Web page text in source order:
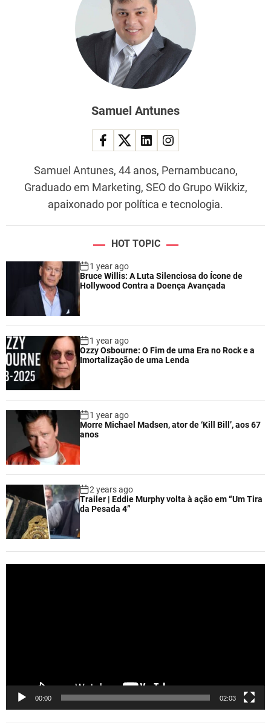
Samuel Antunes
Samuel Antunes, 44 anos, Pernambucano,
Graduado em Marketing, SEO do Grupo Wikkiz,
apaixonado por política e tecnologia.
HOT TOPIC
1 year ago
Bruce Willis: A Luta Silenciosa do Ícone de
Hollywood Contra a Doença Avançada
1 year ago
Ozzy Osbourne: O Fim de uma Era no Rock e a
Imortalização de uma Lenda
1 year ago
Morre Michael Madsen, ator de ‘Kill Bill’, aos 67
anos
2 years ago
Trailer | Eddie Murphy volta à ação em “Um Tira
da Pesada 4”
00:00 02:03